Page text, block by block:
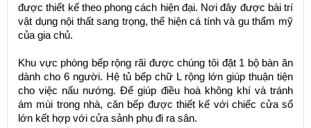
được thiết kế theo phong cách hiện đại. Nơi đây được bài trí
vật dụng nội thất sang trọng, thể hiện cá tính và gu thẩm mỹ
của gia chủ.
Khu vực phòng bếp rộng rãi được chúng tôi đặt 1 bộ bàn ăn
dành cho 6 người. Hệ tủ bếp chữ L rộng lớn giúp thuận tiện
cho việc nấu nướng. Để giúp điều hoà không khí và tránh
ám mùi trong nhà, căn bếp được thiết kế với chiếc cửa sổ
lớn kết hợp với cửa sảnh phụ đi ra sân.